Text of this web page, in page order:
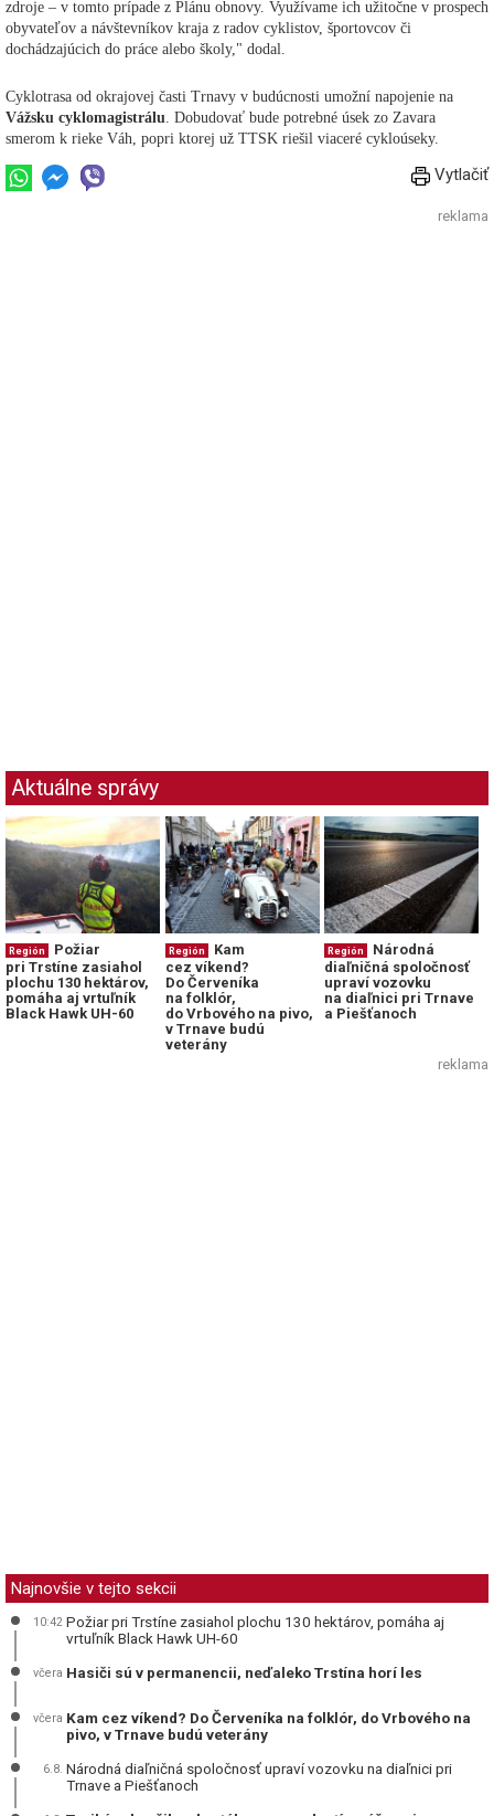
zdroje – v tomto prípade z Plánu obnovy. Využívame ich užitočne v prospech
obyvateľov a návštevníkov kraja z radov cyklistov, športovcov či
dochádzajúcich do práce alebo školy," dodal.
Cyklotrasa od okrajovej časti Trnavy v budúcnosti umožní napojenie na
Vážsku cyklomagistrálu. Dobudovať bude potrebné úsek zo Zavara
smerom k rieke Váh, popri ktorej už TTSK riešil viaceré cykloúseky.
Vytlačiť
reklama
Aktuálne správy
Región
Požiar
pri Trstíne zasiahol
plochu 130 hektárov,
pomáha aj vrtuľník
Black Hawk UH-60
Región
Kam
cez víkend?
Do Červeníka
na folklór,
do Vrbového na pivo,
v Trnave budú
veterány
Región
Národná
diaľničná spoločnosť
upraví vozovku
na diaľnici pri Trnave
a Piešťanoch
reklama
Najnovšie v tejto sekcii
10:42 Požiar pri Trstíne zasiahol plochu 130 hektárov, pomáha aj
vrtuľník Black Hawk UH-60
včera Hasiči sú v permanencii, neďaleko Trstína horí les
včera Kam cez víkend? Do Červeníka na folklór, do Vrbového na
pivo, v Trnave budú veterány
6.8. Národná diaľničná spoločnosť upraví vozovku na diaľnici pri
Trnave a Piešťanoch